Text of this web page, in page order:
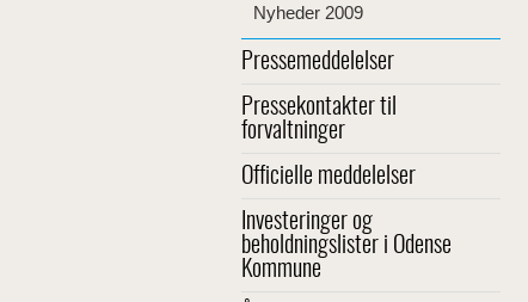
Nyheder 2009
Pressemeddelelser
Pressekontakter til
forvaltninger
Officielle meddelelser
Investeringer og
beholdningslister i Odense
Kommune